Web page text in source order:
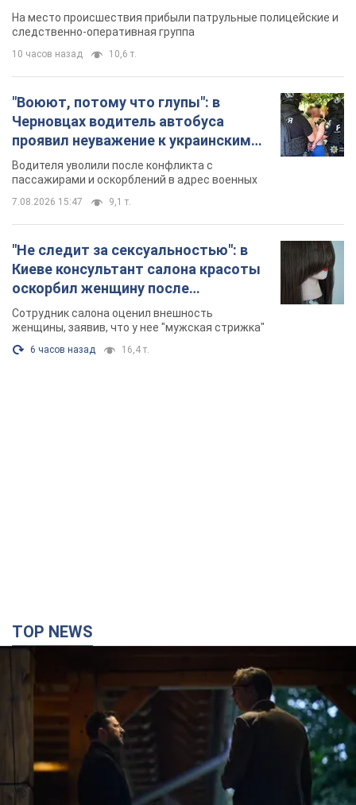
протокол. Видео
На место происшествия прибыли патрульные полицейские и
следственно-оперативная группа
10 часов назад 10,6 т.
"Воюют, потому что глупы": в
Черновцах водитель автобуса
проявил неуважение к украинским
военным и поплатился за это.
Видео
Водителя уволили после конфликта с
пассажирами и оскорблений в адрес военных
7.08.2026 15:47 9,1 т.
"Не следит за сексуальностью": в
Киеве консультант салона красоты
оскорбил женщину после
химиотерапии, разгорелся скандал.
Фото
Сотрудник салона оценил внешность
женщины, заявив, что у нее "мужская стрижка"
6 часов назад 16,4 т.
TOP NEWS